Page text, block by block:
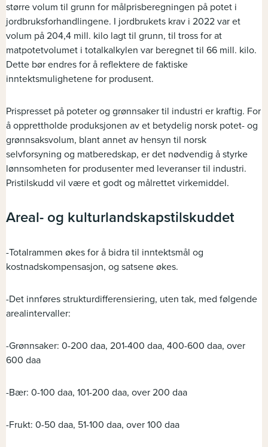
større volum til grunn for målprisberegningen på potet i
jordbruksforhandlingene. I jordbrukets krav i 2022 var et
volum på 204,4 mill. kilo lagt til grunn, til tross for at
matpotetvolumet i totalkalkylen var beregnet til 66 mill. kilo.
Dette bør endres for å reflektere de faktiske
inntektsmulighetene for produsent.
Prispresset på poteter og grønnsaker til industri er kraftig. For
å opprettholde produksjonen av et betydelig norsk potet- og
grønnsaksvolum, blant annet av hensyn til norsk
selvforsyning og matberedskap, er det nødvendig å styrke
lønnsomheten for produsenter med leveranser til industri.
Pristilskudd vil være et godt og målrettet virkemiddel.
Areal- og kulturlandskapstilskuddet
-Totalrammen økes for å bidra til inntektsmål og
kostnadskompensasjon, og satsene økes.
-Det innføres strukturdifferensiering, uten tak, med følgende
arealintervaller:
-Grønnsaker: 0-200 daa, 201-400 daa, 400-600 daa, over
600 daa
-Bær: 0-100 daa, 101-200 daa, over 200 daa
-Frukt: 0-50 daa, 51-100 daa, over 100 daa